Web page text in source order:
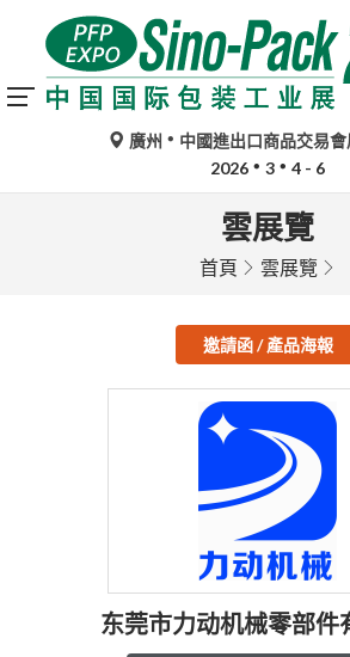
廣州 中國進出口商品交易
2026 3 4 - 6
雲展覽
首頁 雲展覽
邀請函 / 產品海報
东莞市力动机械零部件